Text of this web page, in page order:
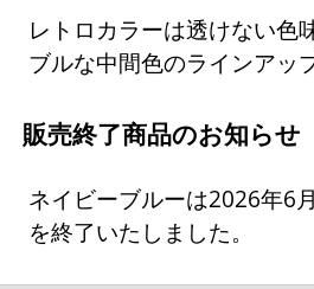
レトロカラーは透けない色
ブルな中間色のラインアッ
販売終了商品のお知らせ
ネイビーブルーは2026年6
を終了いたしました。